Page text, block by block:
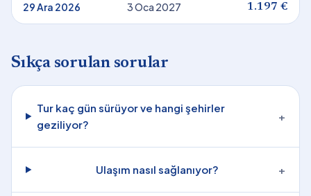
29 Ara 2026 3 Oca 2027 1.197 €
Sıkça sorulan sorular
Tur kaç gün sürüyor ve hangi şehirler
geziliyor?
+
Ulaşım nasıl sağlanıyor? +